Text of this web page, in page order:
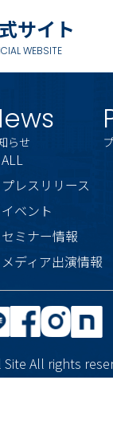
サイト
WEBSITE
らせ
ALL
プレスリリース
イベント
セミナー情報
メディア出演情報
Site All rights